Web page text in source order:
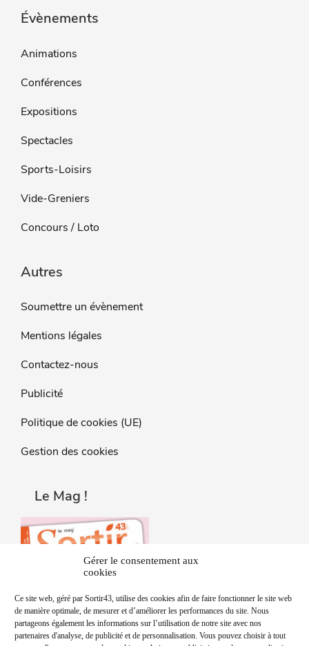
Gérer le consentement aux
cookies
Ce site web, géré par Sortir43, utilise des cookies afin de faire fonctionner le site web
de manière optimale, de mesurer et d’améliorer les performances du site. Nous
partageons également les informations sur l’utilisation de notre site avec nos
partenaires d'analyse, de publicité et de personnalisation. Vous pouvez choisir à tout
Évènements
Animations
Conférences
Expositions
Spectacles
Sports-Loisirs
Vide-Greniers
Concours / Loto
Autres
Soumettre un évènement
Mentions légales
Contactez-nous
Publicité
Politique de cookies (UE)
Gestion des cookies
Le Mag !